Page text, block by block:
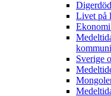
Livet på
Sverige